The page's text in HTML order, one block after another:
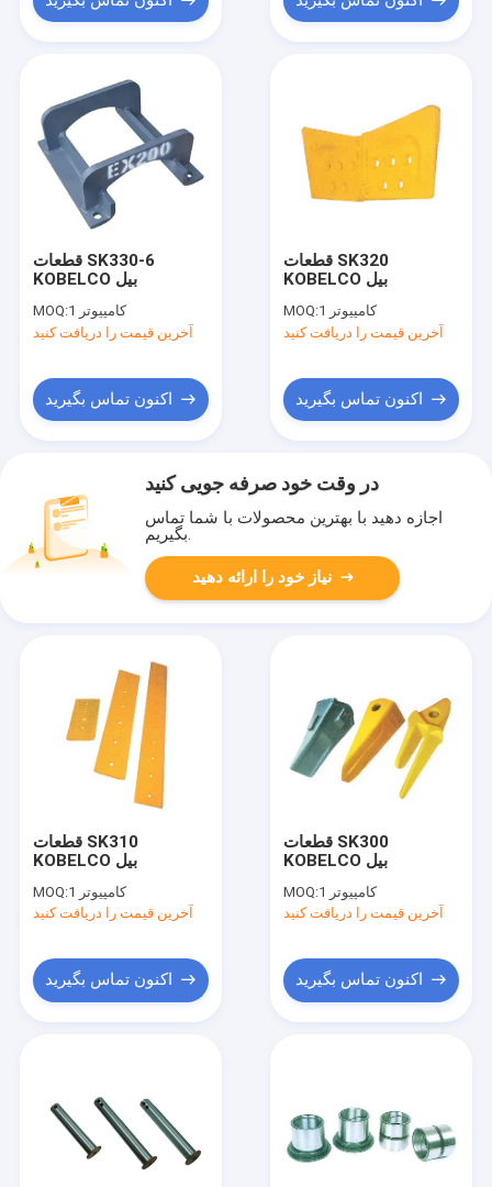
قطعات SK330-6
KOBELCO بیل
MOQ:
1 کامپیوتر
آخرین قیمت را دریافت کنید
اکنون تماس بگیرید
قطعات SK320
KOBELCO بیل
MOQ:
1 کامپیوتر
آخرین قیمت را دریافت کنید
اکنون تماس بگیرید
در وقت خود صرفه جویی کنید
اجازه دهید با بهترین محصولات با شما تماس
بگیریم.
نیاز خود را ارائه دهید
قطعات SK310
KOBELCO بیل
MOQ:
1 کامپیوتر
آخرین قیمت را دریافت کنید
اکنون تماس بگیرید
قطعات SK300
KOBELCO بیل
MOQ:
1 کامپیوتر
آخرین قیمت را دریافت کنید
اکنون تماس بگیرید